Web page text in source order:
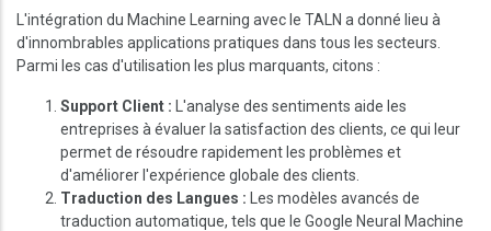
L'intégration du Machine Learning avec le TALN a donné lieu à
d'innombrables applications pratiques dans tous les secteurs.
Parmi les cas d'utilisation les plus marquants, citons :
Support Client : L'analyse des sentiments aide les
entreprises à évaluer la satisfaction des clients, ce qui leur
permet de résoudre rapidement les problèmes et
d'améliorer l'expérience globale des clients.
Traduction des Langues : Les modèles avancés de
traduction automatique, tels que le Google Neural Machine